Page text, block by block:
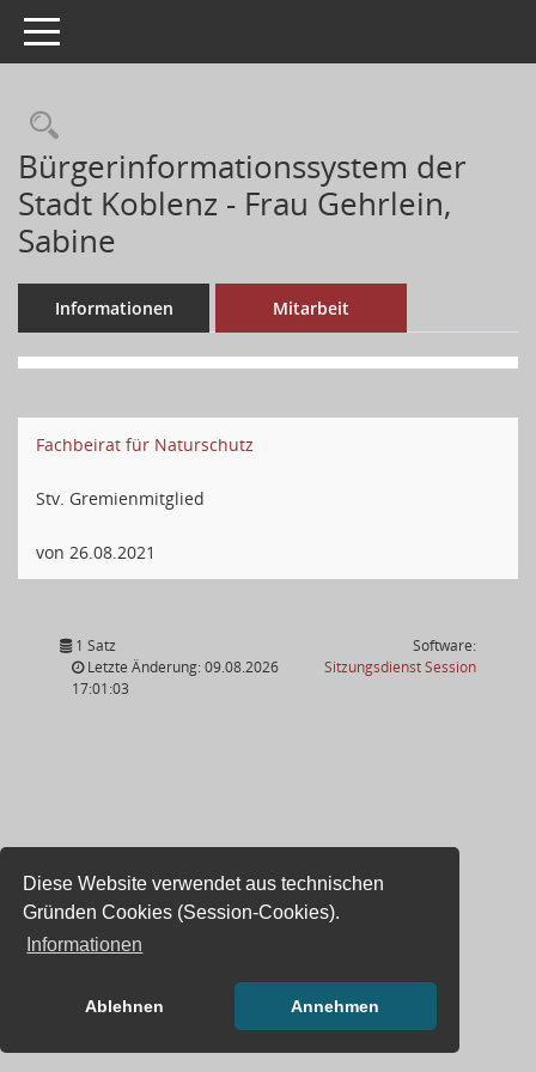
Diese Website verwendet aus technischen
Gründen Cookies (Session-Cookies).
Informationen
Ablehnen Annehmen
Toggle navigation
Bürgerinformationssystem der
Stadt Koblenz - Frau Gehrlein,
Sabine
Informationen Mitarbeit
Fachbeirat für Naturschutz
Stv. Gremienmitglied
von 26.08.2021
1 Satz
Letzte Änderung: 09.08.2026
17:01:03
Software:
SitzungsdienstSession(Wird in